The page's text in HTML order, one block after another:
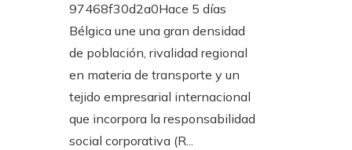
97468f30d2a0Hace 5 días
Bélgica une una gran densidad
de población, rivalidad regional
en materia de transporte y un
tejido empresarial internacional
que incorpora la responsabilidad
social corporativa (R...